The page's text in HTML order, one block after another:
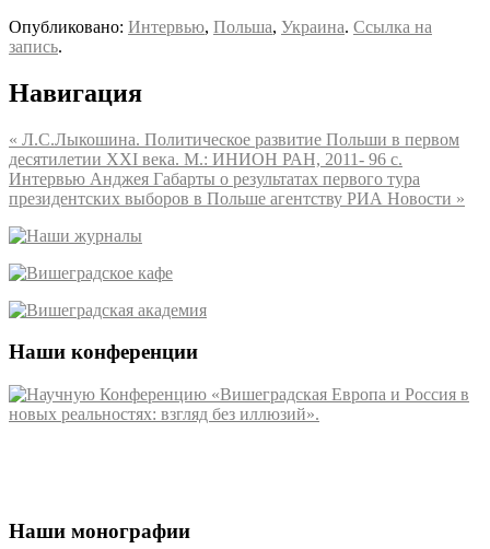
Опубликовано: Интервью, Польша, Украина. Ссылка на
запись.
Навигация
« Л.С.Лыкошина. Политическое развитие Польши в первом
десятилетии XXI века. М.: ИНИОН РАН, 2011- 96 с.
Интервью Анджея Габарты о результатах первого тура
президентских выборов в Польше агентству РИА Новости »
Наши конференции
Наши монографии